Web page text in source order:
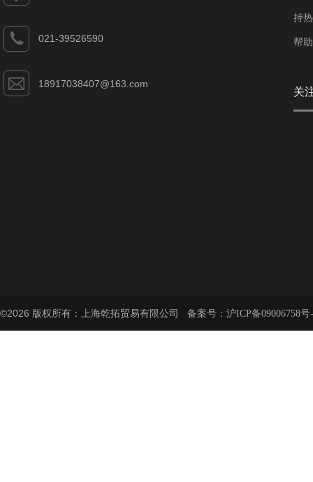
021-39526590
18917038407@163.com
持
帮
关
©2026 版权所有：上海乾拓贸易有限公司 备案号： 沪ICP备09006758号